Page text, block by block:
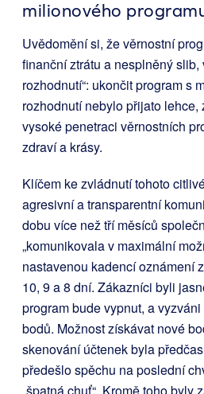
milionového
Uvědomění si, že věrnostní
finanční ztrátu a nesplněný slib,
rozhodnutí“: ukončit program s
rozhodnutí nebylo přijato
vysoké penetraci věrnostních
zdraví a krásy.
Klíčem ke zvládnutí tohoto
agresivní a transparentní
dobu více než tří měsíců
„komunikovala v maximální
nastavenou kadencí oznámení
10, 9 a 8 dní. Zákazníci byli
program bude vypnut, a
bodů. Možnost získávat nové
skenování účtenek byla
předešlo spěchu na poslední